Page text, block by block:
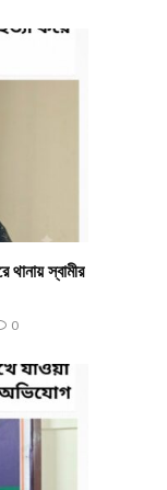
থানায় স্বামীর
0